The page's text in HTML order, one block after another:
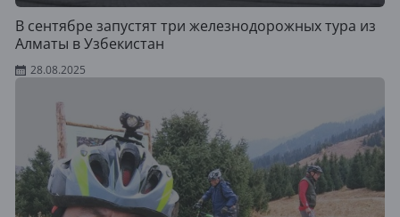
В сентябре запустят три железнодорожных тура из
Алматы в Узбекистан
28.08.2025